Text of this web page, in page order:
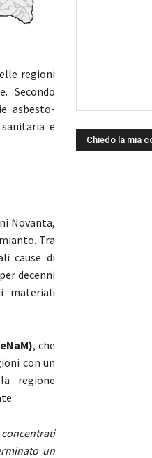
regioni
Secondo
asbesto-
e
Novanta,
Tra
cause di
decenni
materiali
, che
con un
regione
un